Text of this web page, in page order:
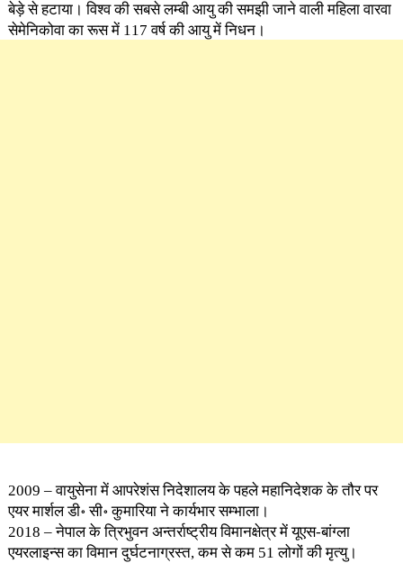
बेड़े से हटाया। विश्व की सबसे लम्बी आयु की समझी जाने वाली महिला वारवा
सेमेनिकोवा का रूस में 117 वर्ष की आयु में निधन।
2009 – वायुसेना में आपरेशंस निदेशालय के पहले महानिदेशक के तौर पर
एयर मार्शल डी॰ सी॰ कुमारिया ने कार्यभार सम्भाला।
2018 – नेपाल के त्रिभुवन अन्तर्राष्ट्रीय विमानक्षेत्र में यूएस-बांग्ला
एयरलाइन्स का विमान दुर्घटनाग्रस्त, कम से कम 51 लोगों की मृत्यु।